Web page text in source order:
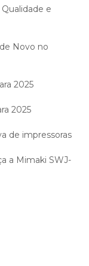
e
Novo no
2025
2025
de impressoras
a Mimaki SWJ-